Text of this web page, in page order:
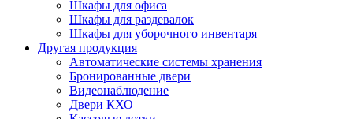
Шкафы для офиса
Шкафы для раздевалок
Шкафы для уборочного инвентаря
Другая продукция
Автоматические системы хранения
Бронированные двери
Видеонаблюдение
Двери КХО